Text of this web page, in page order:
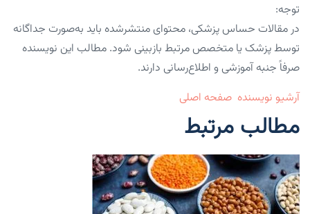
توجه:
در مقالات حساس پزشکی، محتوای منتشرشده باید به‌صورت جداگانه
توسط پزشک یا متخصص مرتبط بازبینی شود. مطالب این نویسنده
صرفاً جنبه آموزشی و اطلاع‌رسانی دارند.
آرشیو نویسنده صفحه اصلی
مطالب مرتبط